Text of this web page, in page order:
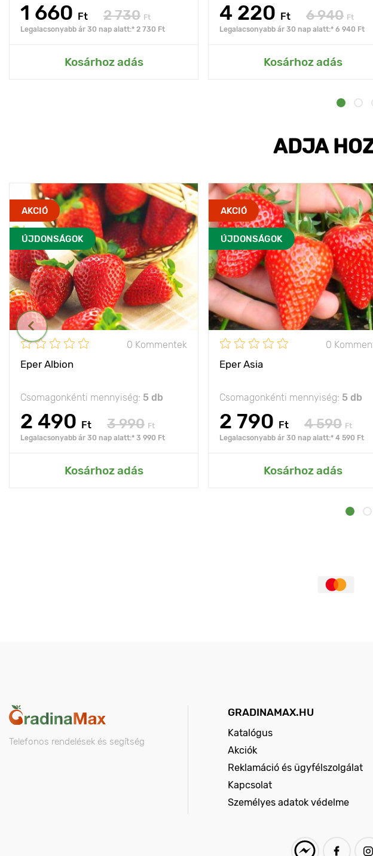
1 660 Ft 2 730 Ft
Legalacsonyabb ár 30 nap alatt:* 2 730 Ft
Kosárhoz adás
4 220 Ft 6 940 Ft
Legalacsonyabb ár 30 nap alatt:* 6 940 Ft
Kosárhoz adás
ADJA
AKCIÓ
ÚJDONSÁGOK
0 Kommentek
Eper Albion
Csomagonkénti mennyiség: 5 db
2 490 Ft 3 990 Ft
Legalacsonyabb ár 30 nap alatt:* 3 990 Ft
Kosárhoz adás
AKCIÓ
ÚJDONSÁGOK
0
Eper Asia
Csomagonkénti mennyiség: 5 db
2 790 Ft 4 590 Ft
Legalacsonyabb ár 30 nap alatt:* 4 590 Ft
Kosárhoz adás
Telefonos rendelések és segítség
GRADINAMAX.HU
Katalógus
Akciók
Reklamáció és ügyfélszolgálat
Kapcsolat
Személyes adatok védelme